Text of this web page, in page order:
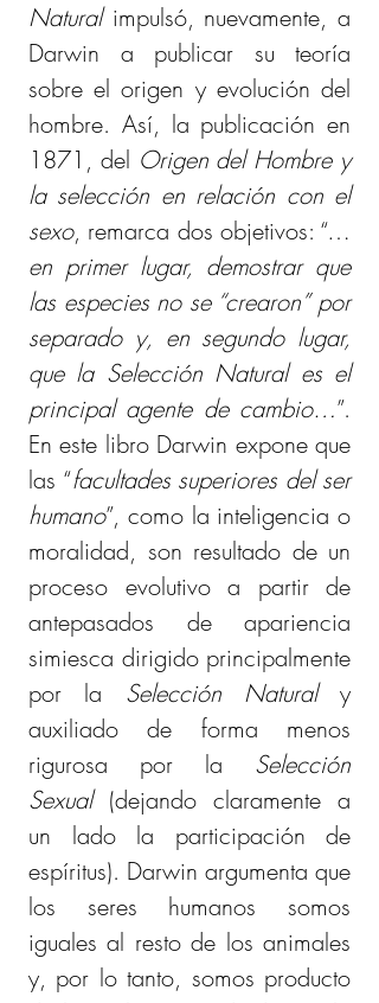
Natural impulsó, nuevamente, a
Darwin a publicar su teoría
sobre el origen y evolución del
hombre. Así, la publicación en
1871, del Origen del Hombre y
la selección en relación con el
sexo, remarca dos objetivos: “…
en primer lugar, demostrar que
las especies no se “crearon” por
separado y, en segundo lugar,
que la Selección Natural es el
principal agente de cambio…”.
En este libro Darwin expone que
las “facultades superiores del ser
humano”, como la inteligencia o
moralidad, son resultado de un
proceso evolutivo a partir de
antepasados de apariencia
simiesca dirigido principalmente
por la Selección Natural y
auxiliado de forma menos
rigurosa por la Selección
Sexual (dejando claramente a
un lado la participación de
espíritus). Darwin argumenta que
los seres humanos somos
iguales al resto de los animales
y, por lo tanto, somos producto